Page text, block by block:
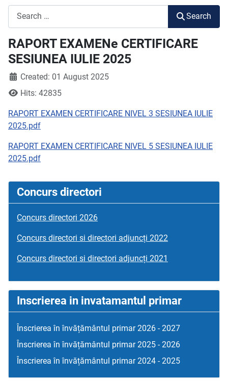
Search
RAPORT EXAMENe CERTIFICARE
SESIUNEA IULIE 2025
Created: 01 August 2025
Hits: 42835
RAPORT EXAMEN CERTIFICARE NIVEL 3 SESIUNEA IULIE
2025.pdf
RAPORT EXAMEN CERTIFICARE NIVEL 5 SESIUNEA IULIE
2025.pdf
Concurs directori
Concurs directori 2026
Concurs directori si directori adjuncți 2022
Concurs directori si directori adjuncți 2021
Inscrierea in invatamantul primar
Înscrierea în învățământul primar 2026 - 2027
Înscrierea în învățământul primar 2025 - 2026
Înscrierea în învățământul primar 2024 - 2025